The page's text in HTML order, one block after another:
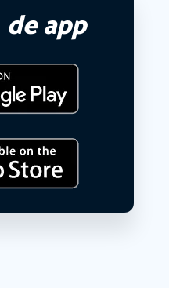
de app